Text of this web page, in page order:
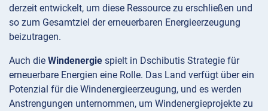
derzeit entwickelt, um diese Ressource zu erschließen und
so zum Gesamtziel der erneuerbaren Energieerzeugung
beizutragen.
Auch die Windenergie spielt in Dschibutis Strategie für
erneuerbare Energien eine Rolle. Das Land verfügt über ein
Potenzial für die Windenergieerzeugung, und es werden
Anstrengungen unternommen, um Windenergieprojekte zu